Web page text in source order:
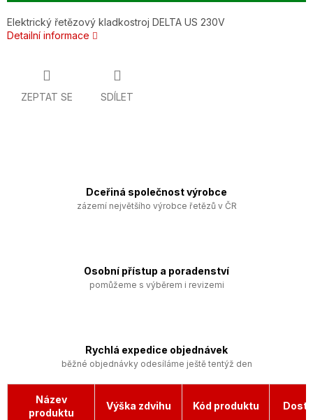
Elektrický řetězový kladkostroj DELTA US 230V
Detailní informace
ZEPTAT SE SDÍLET
Dceřiná společnost výrobce
zázemí největšího výrobce řetězů v ČR
Osobní přístup a poradenství
pomůžeme s výběrem i revizemi
Rychlá expedice objednávek
běžné objednávky odesíláme ještě tentýž den
Název
produktu
Výška zdvihu Kód produktu